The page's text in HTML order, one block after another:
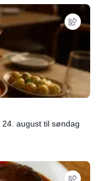
august til søndag